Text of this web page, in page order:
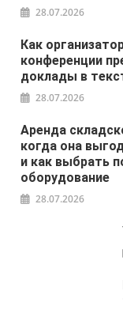
28.07.2026
Как
конференции
доклады в
28.07.2026
Аренда
когда она
и как выбрать
оборудование
28.07.2026